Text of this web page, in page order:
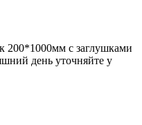
200*1000мм с заглушками
день уточняйте у